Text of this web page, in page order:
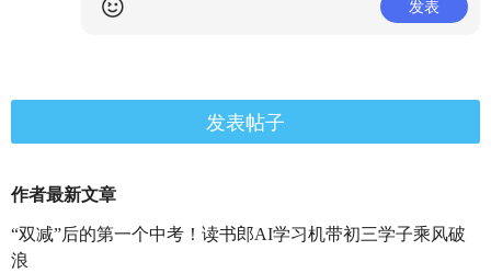
发表
发表帖子
作者最新文章
“双减”后的第一个中考！读书郎AI学习机带初三学子乘风破
浪